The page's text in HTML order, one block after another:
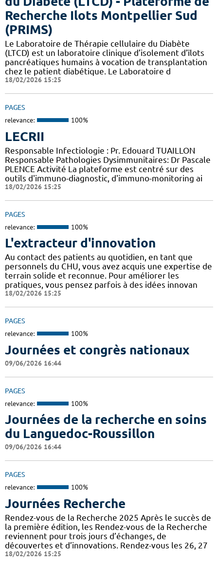
Recherche Ilots Montpellier Sud
(PRIMS)
Le Laboratoire de Thérapie cellulaire du Diabète
(LTCD) est un laboratoire clinique d’isolement d’îlots
pancréatiques humains à vocation de transplantation
chez le patient diabétique. Le Laboratoire d
18/02/2026 15:25
PAGES
relevance: 100%
LECRII
Responsable Infectiologie : Pr. Edouard TUAILLON
Responsable Pathologies Dysimmunitaires: Dr Pascale
PLENCE Activité La plateforme est centré sur des
outils d'immuno-diagnostic, d'immuno-monitoring ai
18/02/2026 15:25
PAGES
relevance: 100%
L'extracteur d'innovation
Au contact des patients au quotidien, en tant que
personnels du CHU, vous avez acquis une expertise de
terrain solide et reconnue. Pour améliorer les
pratiques, vous pensez parfois à des idées innovan
18/02/2026 15:25
PAGES
relevance: 100%
Journées et congrès nationaux
09/06/2026 16:44
PAGES
relevance: 100%
Journées de la recherche en soins
du Languedoc-Roussillon
09/06/2026 16:44
PAGES
relevance: 100%
Journées Recherche
Rendez-vous de la Recherche 2025 Après le succès de
la première édition, les Rendez-vous de la Recherche
reviennent pour trois jours d’échanges, de
découvertes et d’innovations. Rendez-vous les 26, 27
18/02/2026 15:25